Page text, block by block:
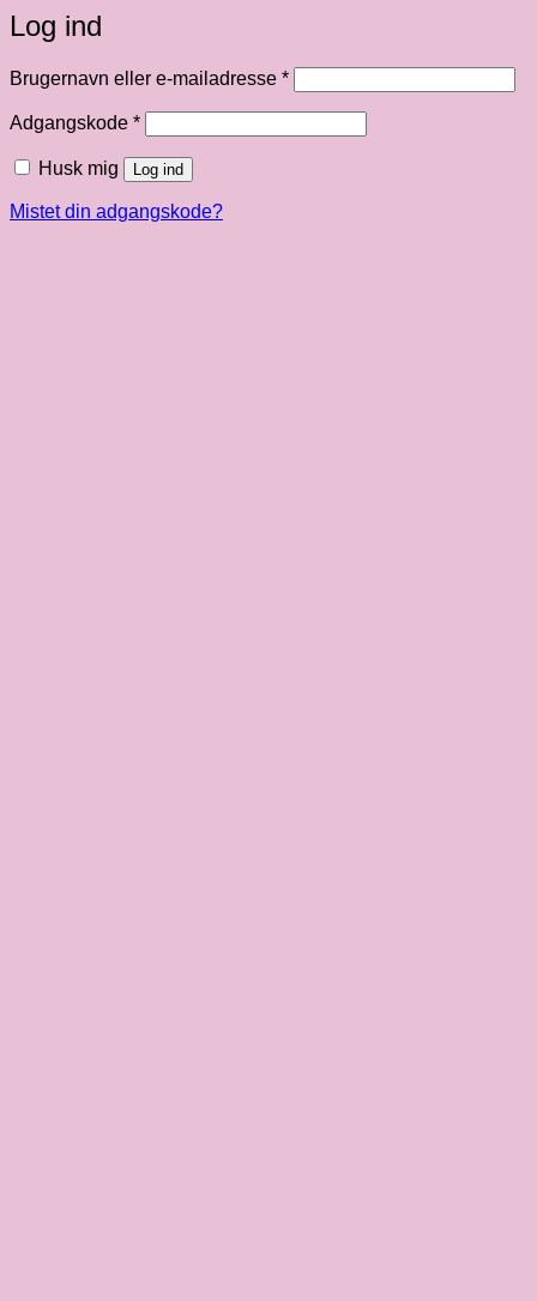
Log ind
Brugernavn eller e-mailadresse *Påkrævet
Adgangskode *Påkrævet
Husk mig Log ind
Mistet din adgangskode?